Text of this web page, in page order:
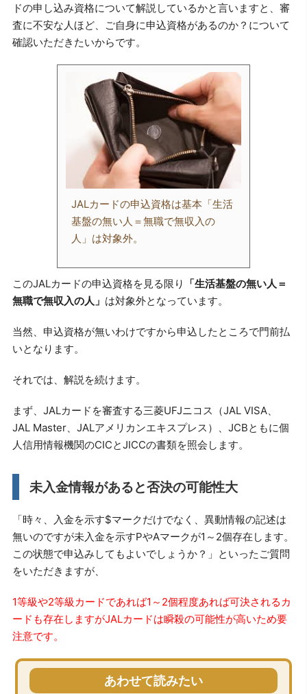
ドの申し込み資格について解説しているかと言いますと、審
査に不安な人ほど、ご自身に申込資格があるのか？について
確認いただきたいからです。
JALカードの申込資格は基本「生活
基盤の無い人＝無職で無収入の
人」は対象外。
このJALカードの申込資格を見る限り
「生活基盤の無い人＝
無職で無収入の人」 は対象外となっています。
当然、申込資格が無いわけですから申込したところで門前払
いとなります。
それでは、解説を続けます。
まず、JALカードを審査する三菱UFJニコス（JAL VISA、
JAL Master、JALアメリカンエキスプレス）、JCBともに個
人信用情報機関のCICとJICCの書類を照会します。
未入金情報があると否決の可能性大
「時々、入金を示す$マークだけでなく、異動情報の記述は
無いのですが未入金を示すPやAマークが1～2個存在します。
この状態で申込みしてもよいでしょうか？」といったご質問
をいただきますが、
1等級や2等級カードであれば1～2個程度あれば可決されるカ
ードも存在しますがJALカードは瞬殺の可能性が高いため要
注意です。
あわせて読みたい